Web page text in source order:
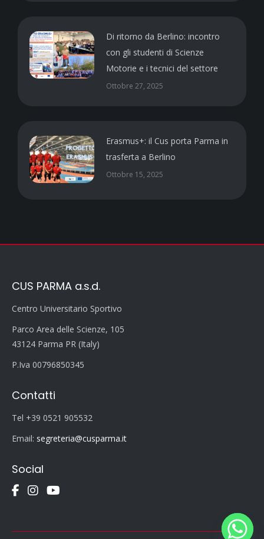
Di ritorno da Berlino: incontro
con gli studenti di Scienze
Motorie e i tecnici del settore
Ottobre 27, 2025
Erasmus+: il Cus porta Parma in
trasferta a Berlino
Ottobre 15, 2025
CUS PARMA a.s.d.
Centro Universitario Sportivo
Parco Area delle Scienze, 105
43124 Parma PR (Italy)
P.Iva 00796850345
Contatti
Tel +39 0521 905532
Email: segreteria@cusparma.it
Social